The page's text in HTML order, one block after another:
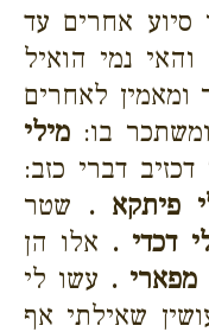
סיוע אחרים עד
נמי הואיל
ומאמין לאחרים
בו: מילי
דברי כזב:
פיתקא . שטר
דכדי . אלו הן
מפארי . עשו לי
שאילתי אף